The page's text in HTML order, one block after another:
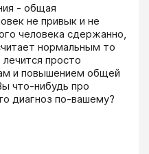
- общая
не привык и не
человека сдержанно,
нормальным то
просто
и повышением общей
что-нибудь про
диагноз по-вашему?